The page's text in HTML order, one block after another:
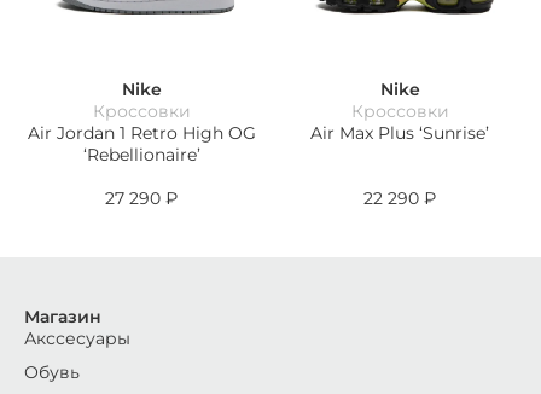
Nike
Кроссовки
Air Jordan 1 Retro High OG
‘Rebellionaire’
27 290 ₽
Nike
Кроссовки
Air Max Plus ‘Sunrise’
22 290 ₽
Магазин
Акссесуары
Обувь